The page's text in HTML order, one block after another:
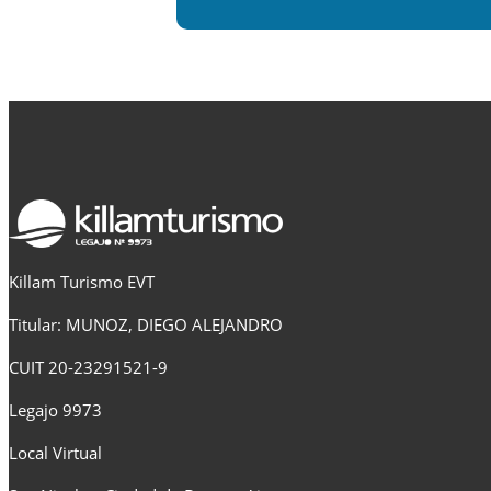
Killam Turismo EVT
Titular: MUNOZ, DIEGO ALEJANDRO
CUIT 20-23291521-9
Legajo 9973
Local Virtual